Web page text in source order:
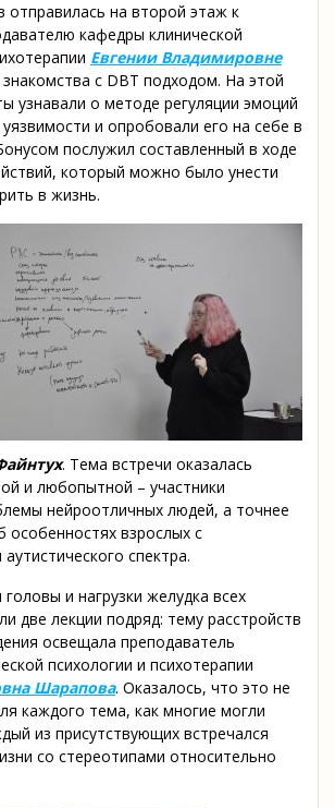
отправилась на второй этаж к
кафедры клинической
Евгении Владимировне
с DBT подходом. На этой
узнавали о методе регуляции эмоций
и опробовали его на себе в
послужил составленный в ходе
который можно было унести
в жизнь.
. Тема встречи оказалась
и любопытной – участники
нейроотличных людей, а точнее
особенностях взрослых с
спектра.
головы и нагрузки желудка всех
две лекции подряд: тему расстройств
освещала преподаватель
психологии и психотерапии
Шарапова. Оказалось, что это не
каждого тема, как многие могли
из присутствующих встречался
со стереотипами относительно